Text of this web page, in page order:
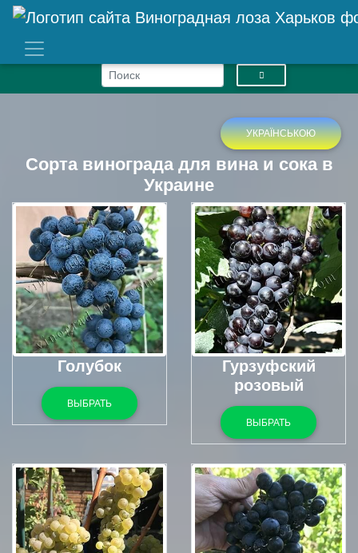
УКРАЇНСЬКОЮ
Сорта винограда для вина и сока в
Украине
Голубок
ВЫБРАТЬ
Гурзуфский
розовый
ВЫБРАТЬ